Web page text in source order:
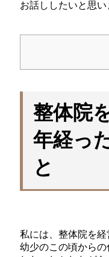
お話ししたいと思い
整体院
年経っ
と
私には、整体院を
幼少のこの頃から